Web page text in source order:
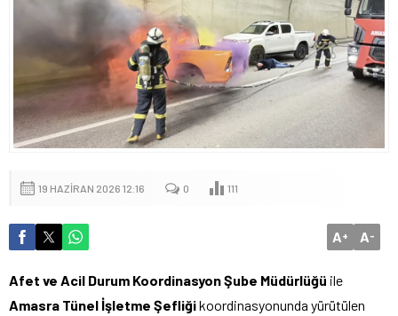
19 HAZIRAN 2026 12:16 0 111
A+ A-
Afet ve Acil Durum Koordinasyon Şube Müdürlüğü ile
Amasra Tünel İşletme Şefliğikoordinasyonunda yürütülen